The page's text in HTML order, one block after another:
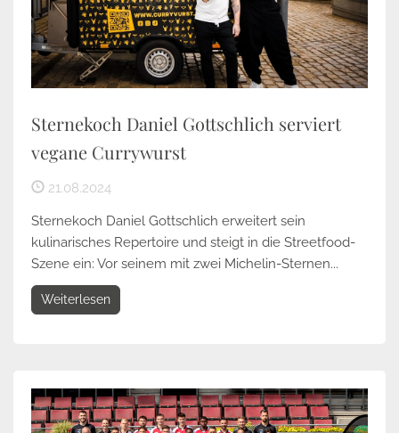
Sternekoch Daniel Gottschlich serviert
vegane Currywurst
21.08.2024
Sternekoch Daniel Gottschlich erweitert sein
kulinarisches Repertoire und steigt in die Streetfood-
Szene ein: Vor seinem mit zwei Michelin-Sternen...
Weiterlesen